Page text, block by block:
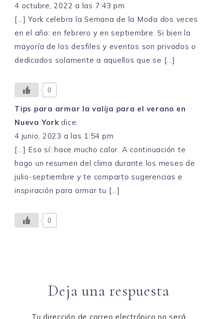
4 octubre, 2022 a las 7:43 pm
[…] York celebra la Semana de la Moda dos veces
en el año: en febrero y en septiembre. Si bien la
mayoría de los desfiles y eventos son privados o
dedicados solamente a aquellos que se […]
0
Tips para armar la valija para el verano en
Nueva York dice:
4 junio, 2023 a las 1:54 pm
[…] Eso sí: hace mucho calor. A continuación te
hago un resumen del clima durante los meses de
julio-septiembre y te comparto sugerencias e
inspiración para armar tu […]
0
Deja una respuesta
Tu dirección de correo electrónico no será